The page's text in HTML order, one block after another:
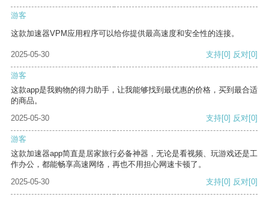
游客
这款加速器VPM应用程序可以给你提供最高速度和安全性的连接。
2025-05-30 支持[0] 反对[0]
游客
这款app是我购物的得力助手，让我能够找到最优惠的价格，买到最合适
的商品。
2025-05-30
支持[0] 反对[0]
游客
这款加速器app简直是居家旅行必备神器，无论是看视频、玩游戏还是工
作办公，都能畅享高速网络，再也不用担心网速卡顿了。
2025-05-30
支持[0] 反对[0]